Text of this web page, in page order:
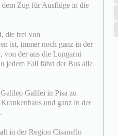
dem Zug für Ausflüge in die
die frei von
ist, immer noch ganz in der
von der aus die Lungarni
jedem Fall fährt der Bus alle
Galilei in Pisa zu
und ganz in der
in der Region Cisanello